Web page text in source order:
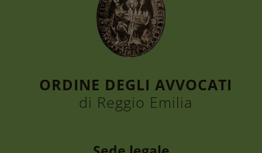
ORDINE DEGLI AVVOCATI
di Reggio Emilia